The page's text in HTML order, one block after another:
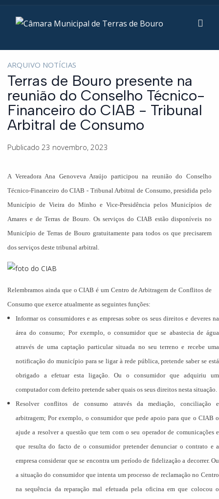
ARQUIVO NOTÍCIAS
Terras de Bouro presente na
reunião do Conselho Técnico-
Financeiro do CIAB - Tribunal
Arbitral de Consumo
Publicado 23 novembro, 2023
A Vereadora Ana Genoveva Araújo participou na reunião do Conselho
Técnico-Financeiro do CIAB - Tribunal Arbitral de Consumo, presidida pelo
Município de Vieira do Minho e Vice-Presidência pelos Municípios de
Amares e de Terras de Bouro. Os serviços do CIAB estão disponíveis no
Município de Terras de Bouro gratuitamente para todos os que precisarem
dos serviços deste tribunal arbitral.
Relembramos ainda que o CIAB é um Centro de Arbitragem de Conflitos de
Consumo que exerce atualmente as seguintes funções:
Informar os consumidores e as empresas sobre os seus direitos e deveres na
área do consumo; Por exemplo, o consumidor que se abastecia de água
através de uma captação particular situada no seu terreno e recebe uma
notificação do município para se ligar à rede pública, pretende saber se está
obrigado a efetuar esta ligação. Ou o consumidor que adquiriu um
computador com defeito pretende saber quais os seus direitos nesta situação.
Resolver conflitos de consumo através da mediação, conciliação e
arbitragem; Por exemplo, o consumidor que pede apoio para que o CIAB o
ajude a resolver a questão que tem com o seu operador de comunicações e
que resulta do facto de o consumidor pretender denunciar o contrato e a
empresa considerar que se encontra um período de fidelização a decorrer. Ou
a situação do consumidor que intenta um processo de reclamação no Centro
na sequência da reparação mal efetuada pela oficina em que colocou o